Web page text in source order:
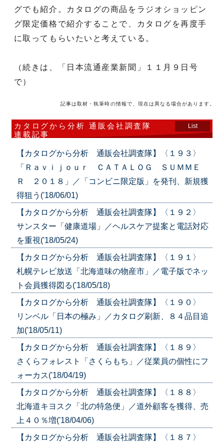
グでも紹介。カタログの商品をラジオショッピン
グ限定価格で紹介することで、カタログを再度手
に取ってもらいたいと考えている。
（続きは、「日本流通産業新聞」１１月９日号
で）
記事は取材・執筆時の情報で、現在は異なる場合があります。
カタログから分析 通販会社調査隊
連載記事
List
【カタログから分析 通販会社調査隊】〈１９３〉
「Ｒａｖｉｊｏｕｒ ＣＡＴＡＬＯＧ ＳＵＭＭＥ
Ｒ ２０１８」／「コンビニ限定版」を発刊、新規獲
得狙う('18/06/01)
【カタログから分析 通販会社調査隊】〈１９２〉
サンスター「健康道場」／ヘルスケア提案と電話対応
を重視('18/05/24)
【カタログから分析 通販会社調査隊】〈１９１〉
札幌テレビ放送「北海道味の物産市」／電子版でネッ
ト会員獲得図る('18/05/18)
【カタログから分析 通販会社調査隊】〈１９０〉
リンベル「日本の極み」／カタログ刷新、８４品目追
加('18/05/11)
【カタログから分析 通販会社調査隊】〈１８９〉
さくらフォレスト「さくらもち」／従業員の個性にフ
ォーカス('18/04/19)
【カタログから分析 通販会社調査隊】〈１８８〉
北海道キヨスク「北の特急便」／道外顧客を獲得、売
上４０％増('18/04/06)
【カタログから分析 通販会社調査隊】〈１８７〉